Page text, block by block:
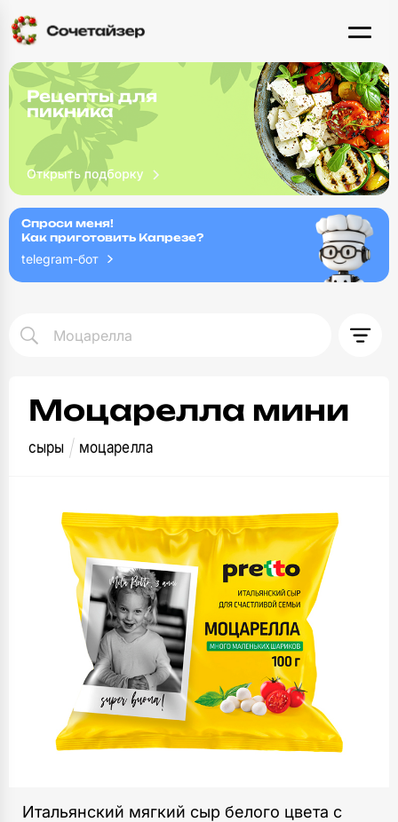
Рецепты для
пикника
Спроси меня!
Как приготовить Капрезе?
telegram-бот
Моцарелла мини
сыры моцарелла
Итальянский мягкий сыр белого цвета с